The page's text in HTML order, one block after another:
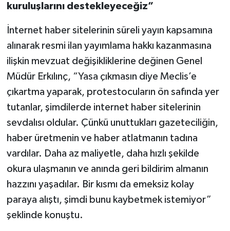
kuruluşlarını destekleyeceğiz”
İnternet haber sitelerinin süreli yayın kapsamına
alınarak resmi ilan yayımlama hakkı kazanmasına
ilişkin mevzuat değişikliklerine değinen Genel
Müdür Erkılınç, “Yasa çıkmasın diye Meclis’e
çıkartma yaparak, protestocuların ön safında yer
tutanlar, şimdilerde internet haber sitelerinin
sevdalısı oldular. Çünkü unuttukları gazeteciliğin,
haber üretmenin ve haber atlatmanın tadına
vardılar. Daha az maliyetle, daha hızlı şekilde
okura ulaşmanın ve anında geri bildirim almanın
hazzını yaşadılar. Bir kısmı da emeksiz kolay
paraya alıştı, şimdi bunu kaybetmek istemiyor”
şeklinde konuştu.